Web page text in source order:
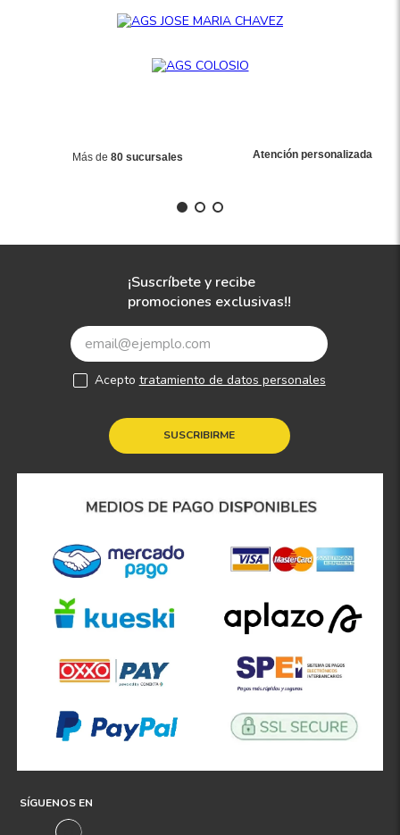
Más de 80 sucursales Atención personalizada
¡Suscríbete y recibe
promociones exclusivas!!
SUSCRIBIRME
Acepto tratamiento de datos personales
SÍGUENOS EN
10.
175